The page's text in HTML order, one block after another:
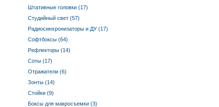
Штативные головки (17)
Студийный свет (57)
Радиосинхронизаторы и ДУ (17)
Софтбоксы (64)
Рефлекторы (14)
Соты (17)
Отражатели (6)
Зонты (14)
Стойки (9)
Боксы для макросъемки (3)